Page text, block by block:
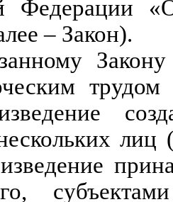
Федерации
– Закон).
Закону
трудом
лиц